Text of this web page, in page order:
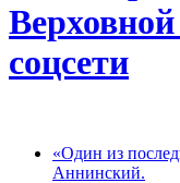
соцсети
«Один из
Аннинский.